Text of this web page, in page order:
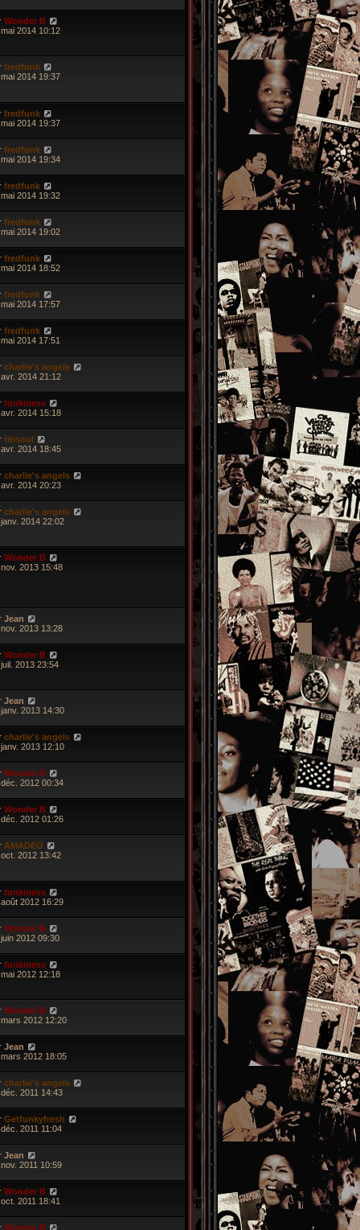
Wonder B
2014 10:12
fredfunk
2014 19:37
fredfunk
2014 19:37
fredfunk
2014 19:34
fredfunk
2014 19:32
fredfunk
2014 19:02
fredfunk
2014 18:52
fredfunk
2014 17:57
fredfunk
2014 17:51
charlie's angels
2014 21:12
funkiness
2014 15:18
titisoul
2014 18:45
charlie's angels
2014 20:23
charlie's angels
2014 22:02
Wonder B
2013 15:48
Jean
2013 13:28
Wonder B
2013 23:54
Jean
2013 14:30
charlie's angels
2013 12:10
Wonder B
2012 00:34
Wonder B
déc. 2012 01:26
AMADEO
oct. 2012 13:42
funkiness
août 2012 16:29
Wonder B
2012 09:30
funkiness
2012 12:18
Wonder B
2012 12:20
Jean
mars 2012 18:05
charlie's angels
2011 14:43
Getfunkyfresh
2011 11:04
Jean
2011 10:59
Wonder B
2011 18:41
Wonder B